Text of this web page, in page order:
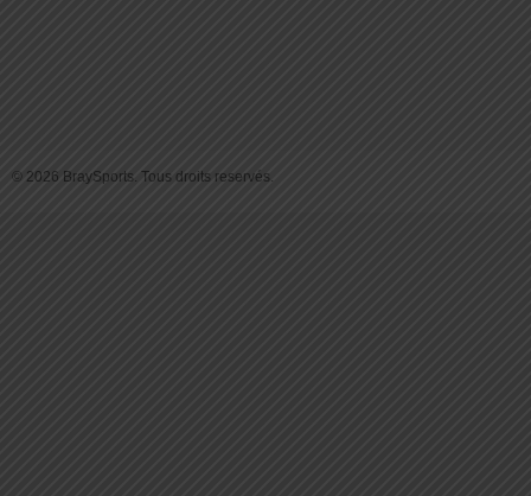
© 2026 BraySports. Tous droits reservés.